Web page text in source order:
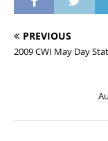
PREVIOUS
2009 CWI May Day